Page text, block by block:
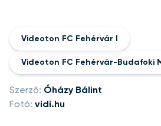
Videoton FC Fehérvár I
Videoton FC Fehérvár-Budafoki
Szerző: Óházy Bálint
Fotó: vidi.hu